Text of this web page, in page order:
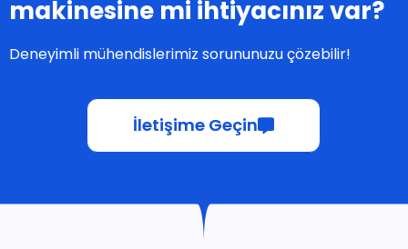
makinesine mi ihtiyacınız var?
Deneyimli mühendislerimiz sorununuzu çözebilir!
İletişime Geçin